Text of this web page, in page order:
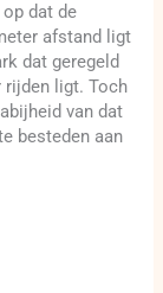
dat de
afstand ligt
dat geregeld
rijden ligt. Toch
van dat
besteden aan